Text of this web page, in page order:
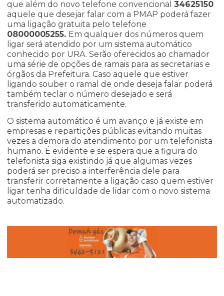
que além do novo telefone convencional34625150
aquele que desejar falar com a PMAP poderá fazer
uma ligação gratuita pelo telefone
08000005255. Em qualquer dos números quem
ligar será atendido por um sistema automático
conhecido por URA. Serão oferecidos ao chamador
uma série de opções de ramais para as secretarias e
órgãos da Prefeitura. Caso aquele que estiver
ligando souber o ramal de onde deseja falar poderá
também teclar o número desejado e será
transferido automaticamente.
O sistema automático é um avanço e já existe em
empresas e repartições públicas evitando muitas
vezes a demora do atendimento por um telefonista
humano. É evidente e se espera que a figura do
telefonista siga existindo já que algumas vezes
poderá ser preciso a interferência dele para
transferir corretamente a ligação caso quem estiver
ligar tenha dificuldade de lidar com o novo sistema
automatizado.